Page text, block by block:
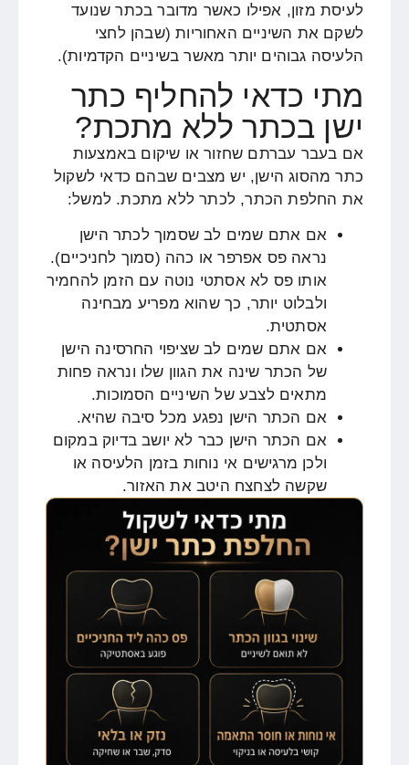
לעיסת מזון, אפילו כאשר מדובר בכתר שנועד
לשקם את השיניים האחוריות (שבהן לחצי
הלעיסה גבוהים יותר מאשר בשיניים הקדמיות).
מתי כדאי להחליף כתר
ישן בכתר ללא מתכת?
אם בעבר עברתם שחזור או שיקום באמצעות
כתר מהסוג הישן, יש מצבים שבהם כדאי לשקול
את החלפת הכתר, לכתר ללא מתכת. למשל:
אם אתם שמים לב שסמוך לכתר הישן
נראה פס אפרפר או כהה (סמוך לחניכיים).
אותו פס לא אסתטי נוטה עם הזמן להחמיר
ולבלוט יותר, כך שהוא מפריע מבחינה
אסתטית.
אם אתם שמים לב שציפוי החרסינה הישן
של הכתר שינה את הגוון שלו ונראה פחות
מתאים לצבע של השיניים הסמוכות.
אם הכתר הישן נפגע מכל סיבה שהיא.
אם הכתר הישן כבר לא יושב בדיוק במקום
ולכן מרגישים אי נוחות בזמן הלעיסה או
שקשה לצחצח היטב את האזור.